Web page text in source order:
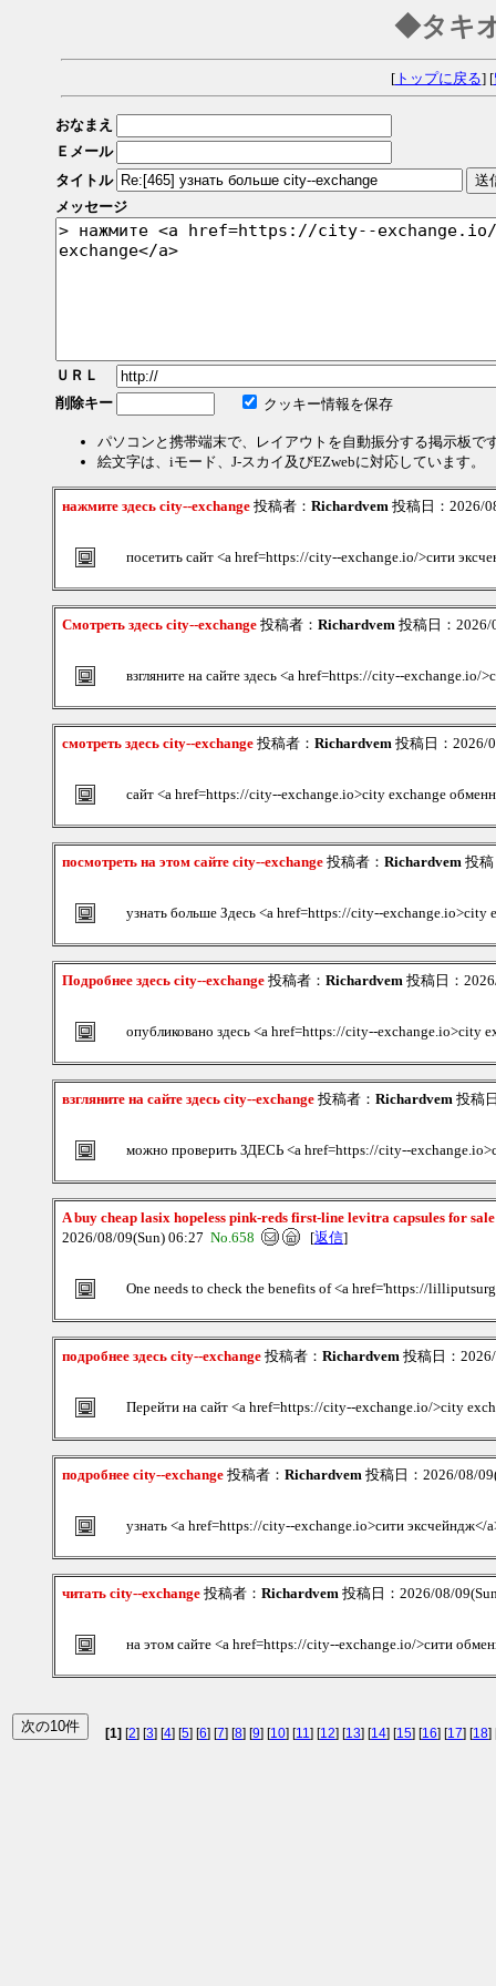
◆タキ
[トップに戻る] [
おなまえ
Ｅメール
タイトル
メッセージ
ＵＲＬ
削除キー
クッキー情報を保存
パソコンと携帯端末で、レイアウトを自動振分する掲示板で
絵文字は、iモード、J-スカイ及びEZwebに対応しています。
нажмите здесь city--exchange 投稿者： Richardvem 投稿日：2026/
посетить сайт <a href=https://city--exchange.io/>сити
Смотреть здесь city--exchange 投稿者： Richardvem 投稿日：
взгляните на сайте здесь <a href=https://city--exchange.io/
смотреть здесь city--exchange 投稿者： Richardvem 投稿日：2026/
сайт <a href=https://city--exchange.io>city exchange
посмотреть на этом сайте city--exchange 投稿者： Richardvem 投
узнать больше Здесь <a href=https://city--exchange.io>city
Подробнее здесь city--exchange 投稿者： Richardvem 投稿日：
опубликовано здесь <a href=https://city--exchange.io>city
взгляните на сайте здесь city--exchange 投稿者： Richardvem 投稿
можно проверить ЗДЕСЬ <a href=https://city--
A buy cheap lasix hopeless pink-reds first-line levitra capsules for
2026/08/09(Sun) 06:27 No.658 [返信]
One needs to check the benefits of <a href='https://
подробнее здесь city--exchange 投稿者： Richardvem 投稿日：
Перейти на сайт <a href=https://city--exchange.io/>city
подробнее city--exchange 投稿者： Richardvem 投稿日：2026/08/
узнать <a href=https://city--exchange.io>сити эксчейндж</
читать city--exchange 投稿者： Richardvem 投稿日：2026/08/
на этом сайте <a href=https://city--exchange.io/>сити
[1] [2] [3] [4] [5] [6] [7] [8] [9] [10] [11] [12] [13] [14] [15] [16] [17] [18]